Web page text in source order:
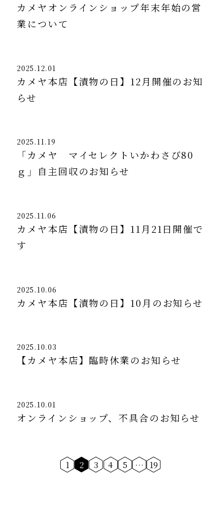
カメヤオンラインショップ年末年始の営
業について
2025.12.01
カメヤ本店【漬物の日】12月開催のお知
らせ
2025.11.19
「カメヤ マイセレクトいかわさび80
ｇ」自主回収のお知らせ
2025.11.06
カメヤ本店【漬物の日】11月21日開催で
す
2025.10.06
カメヤ本店【漬物の日】10月のお知らせ
2025.10.03
【カメヤ本店】臨時休業のお知らせ
2025.10.01
オンラインショップ、不具合のお知らせ
1 2 3 4 5 … 19